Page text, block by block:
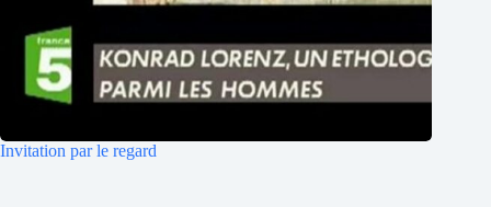
Invitation par le regard